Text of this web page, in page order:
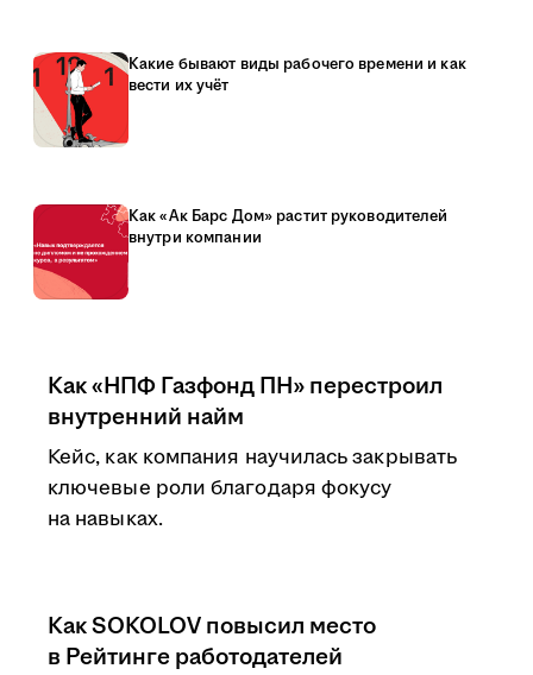
Какие бывают виды рабочего времени и как
вести их учёт
Как «Ак Барс Дом» растит руководителей
внутри компании
Как «НПФ Газфонд ПН» перестроил
внутренний найм
Кейс, как компания научилась закрывать
ключевые роли благодаря фокусу
на навыках.
Как SOKOLOV повысил место
в Рейтинге работодателей